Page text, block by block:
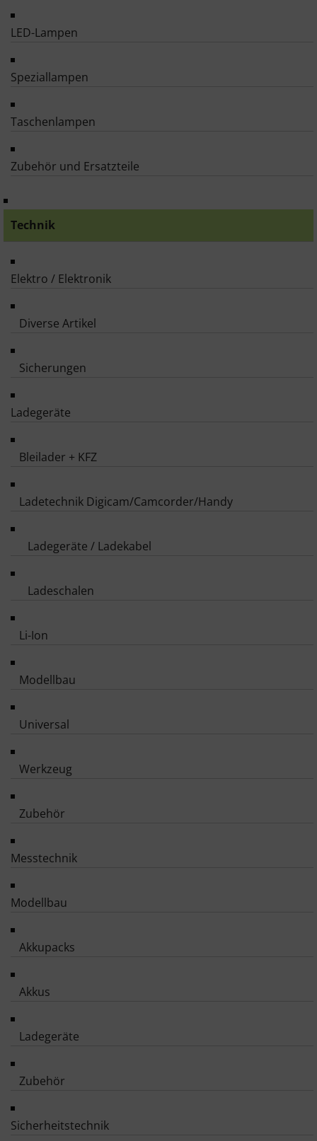
LED-Lampen
Speziallampen
Taschenlampen
Zubehör und Ersatzteile
Technik
Elektro / Elektronik
Diverse Artikel
Sicherungen
Ladegeräte
Bleilader + KFZ
Ladetechnik Digicam/Camcorder/Handy
Ladegeräte / Ladekabel
Ladeschalen
Li-Ion
Modellbau
Universal
Werkzeug
Zubehör
Messtechnik
Modellbau
Akkupacks
Akkus
Ladegeräte
Zubehör
Sicherheitstechnik